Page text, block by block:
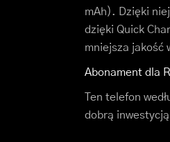
mAh). Dzięki
dzięki Quick
mniejsza jakość
Abonament dla
Ten telefon
dobrą